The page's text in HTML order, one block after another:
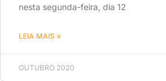
nesta segunda-feira, dia 12
LEIA MAIS »
OUTUBRO 2020